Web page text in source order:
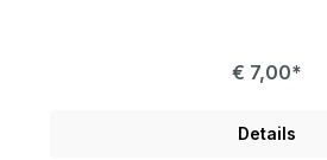
€ 7,00*
Details